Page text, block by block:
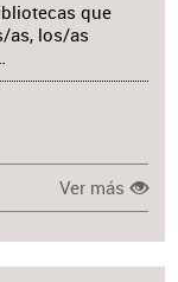
que
as, los/as
Ver más